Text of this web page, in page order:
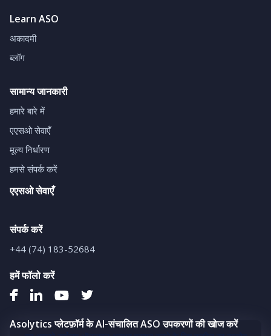
Learn ASO
अकादमी
ब्लॉग
सामान्य जानकारी
हमारे बारे में
एएसओ सेवाएँ
मूल्य निर्धारण
हमसे संपर्क करें
एएसओ सेवाएँ
संपर्क करें
+44 (74) 183-52684
हमें फॉलो करें
Asolytics प्लेटफ़ॉर्म के AI-संचालित ASO उपकरणों की खोज करें